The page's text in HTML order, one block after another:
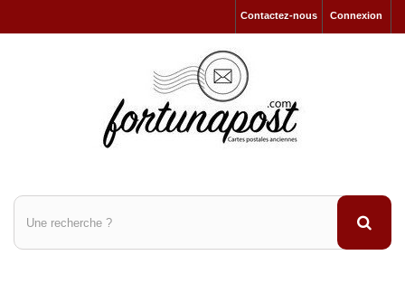
Connexion
Contactez-nous